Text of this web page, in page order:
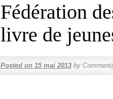
Fédération
livre de
Posted on 15 mai 2013 by